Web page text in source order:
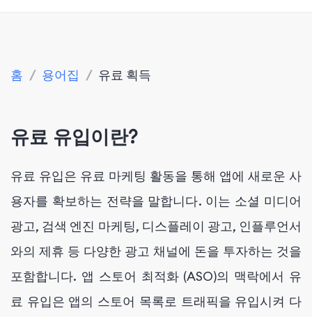
홈 / 용어집 / 유료 획득
유료 유입이란?
유료 유입은 유료 마케팅 활동을 통해 앱에 새로운 사
용자를 확보하는 전략을 말합니다. 이는 소셜 미디어
광고, 검색 엔진 마케팅, 디스플레이 광고, 인플루언서
와의 제휴 등 다양한 광고 채널에 돈을 투자하는 것을
포함합니다. 앱 스토어 최적화 (ASO)의 맥락에서 유
료 유입은 앱의 스토어 목록로 트래픽을 유입시켜 다